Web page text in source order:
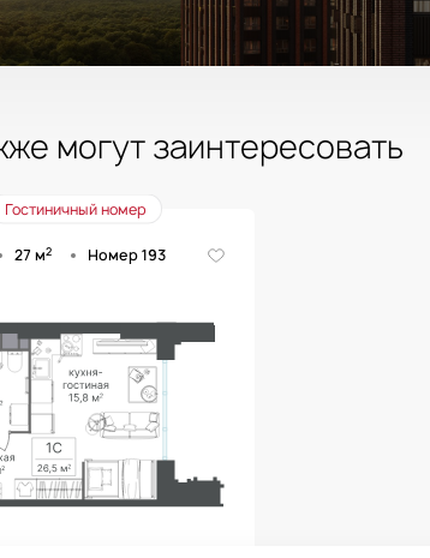
могут заинтересовать
Гостиничный номер
27 м2 Номер 193